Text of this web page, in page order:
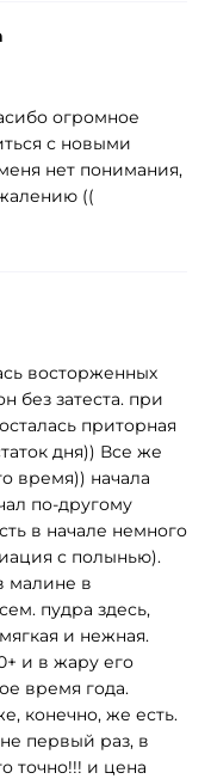
огромное
с новыми
нет понимания,
((
восторженных
без затеста. при
приторная
дня)) Все же
время)) начала
по-другому
в начале немного
с полынью).
малине в
пудра здесь,
и нежная.
и в жару его
время года.
конечно, же есть.
первый раз, в
точно!!! и цена